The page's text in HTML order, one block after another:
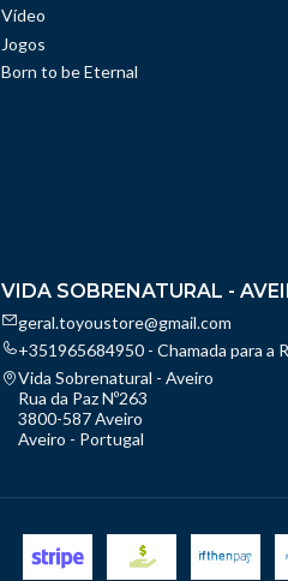
Vídeo
Jogos
Born to be Eternal
VIDA SOBRENATURAL -
geral.toyoustore@gmail.com
+351965684950 - Chamada para a
Vida Sobrenatural - Aveiro
Rua da Paz Nº263
3800-587 Aveiro
Aveiro - Portugal